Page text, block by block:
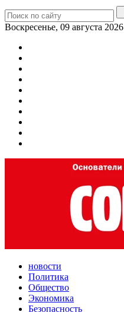
Воскресенье, 09 августа 2026
новости
Политика
Общество
Экономика
Безопасность